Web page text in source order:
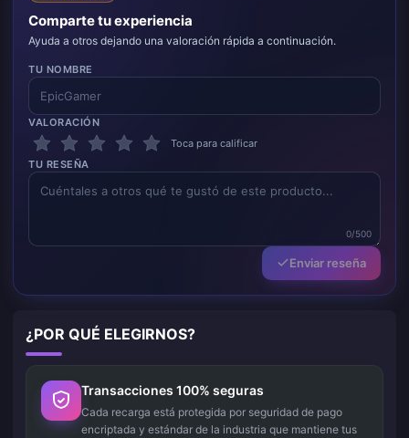
Comparte tu experiencia
Ayuda a otros dejando una valoración rápida a continuación.
TU NOMBRE
VALORACIÓN
Toca para calificar
TU RESEÑA
0/500
Enviar reseña
¿POR QUÉ ELEGIRNOS?
Transacciones 100% seguras
Cada recarga está protegida por seguridad de pago
encriptada y estándar de la industria que mantiene tus